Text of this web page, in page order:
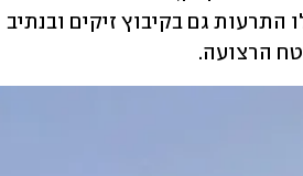
הרצועה.